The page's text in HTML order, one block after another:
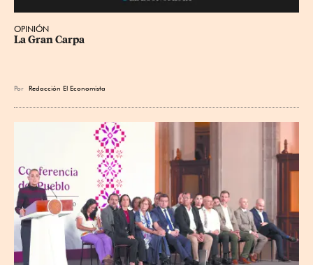
OPINIÓN
La Gran Carpa
Por Redacción El Economista